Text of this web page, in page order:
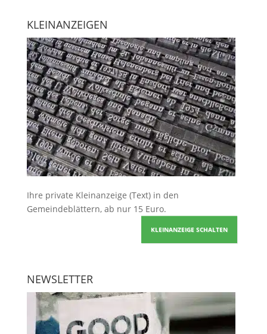
KLEINANZEIGEN
Ihre private Kleinanzeige (Text) in den
Gemeindeblättern, ab nur 15 Euro.
KLEINANZEIGE SCHALTEN
NEWSLETTER